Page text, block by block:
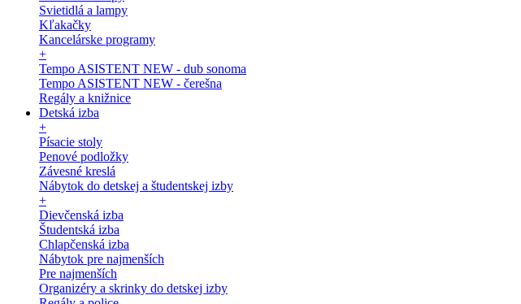
Svietidlá a lampy
Kľakačky
Kancelárske programy
+
Tempo ASISTENT NEW - dub sonoma
Tempo ASISTENT NEW - čerešna
Regály a knižnice
Detská izba
+
Písacie stoly
Penové podložky
Závesné kreslá
Nábytok do detskej a študentskej izby
+
Dievčenská izba
Študentská izba
Chlapčenská izba
Nábytok pre najmenších
Pre najmenších
Organizéry a skrinky do detskej izby